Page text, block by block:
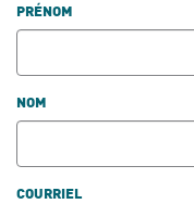
PRÉNOM
NOM
COURRIEL